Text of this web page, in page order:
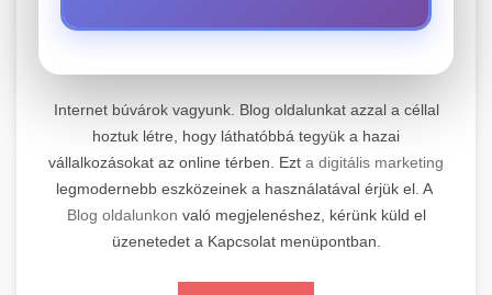
+
Professzionális elektromos roller javítási és
karbantartási szolgáltatások. Szakértő
technikusaink minőségi szervízt nyújtanak
minden jelentős márkához és modellhez.
Szervizközpont Látogatása
📊 2. Online Marketing
Ügynökség
+
Átfogó online marketing szolgáltatások,
beleértve a SEO-t, közösségi média kezelést és
Internet búvárok vagyunk. Blog oldalunkat azzal a céllal
hoztuk létre, hogy láthatóbbá tegyük a hazai
vállalkozásokat az online térben. Ezt a digitális marketing
legmodernebb eszközeinek a használatával érjük el. A
Blog oldalunkon való megjelenéshez, kérünk küld el
üzenetedet a Kapcsolat menüpontban.